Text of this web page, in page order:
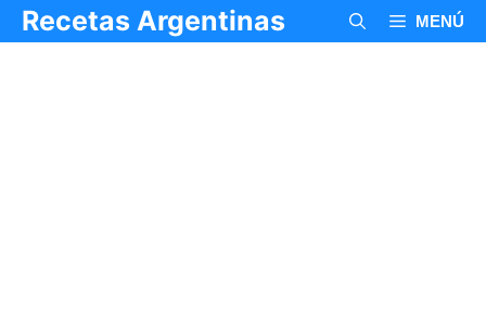
Saltar
al
Recetas Argentinas MENÚ